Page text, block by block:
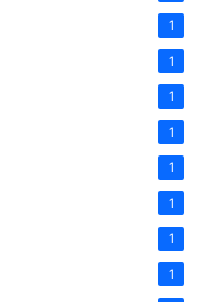
1
1
1
1
1
1
1
1